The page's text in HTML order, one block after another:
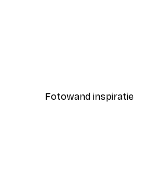
Fotowand inspiratie